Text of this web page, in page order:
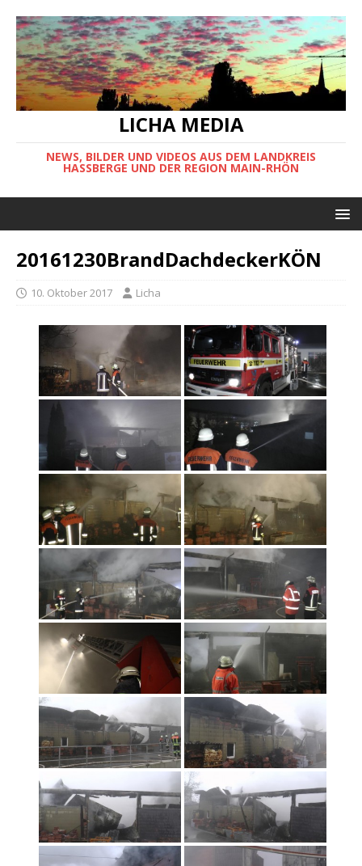
LICHA MEDIA
NEWS, BILDER UND VIDEOS AUS DEM LANDKREIS
HASSBERGE UND DER REGION MAIN-RHÖN
20161230BrandDachdeckerKÖN
10. Oktober 2017 Licha